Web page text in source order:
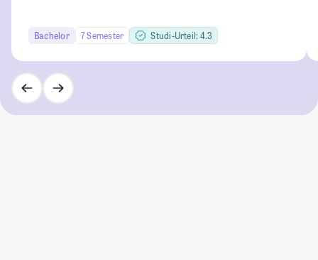
Bachelor 7 Semester Studi-Urteil: 4.3